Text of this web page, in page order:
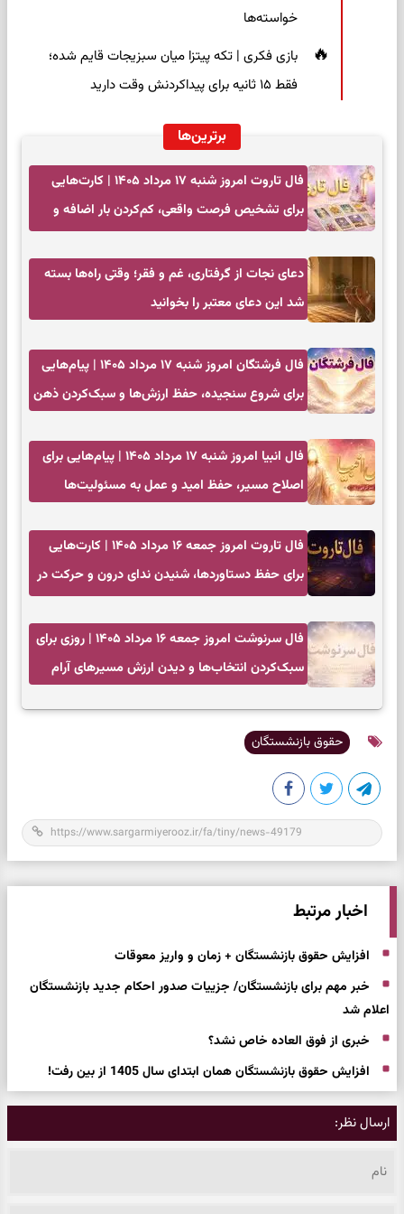
خواسته‌ها
بازی فکری | تکه پیتزا میان سبزیجات قایم شده؛
فقط ۱۵ ثانیه برای پیداکردنش وقت دارید
برترین‌ها
فال تاروت امروز شنبه ۱۷ مرداد ۱۴۰۵ | کارت‌هایی
برای تشخیص فرصت واقعی، کم‌کردن بار اضافه و
دعای نجات از گرفتاری، غم و فقر؛ وقتی راه‌ها بسته
شد این دعای معتبر را بخوانید
فال فرشتگان امروز شنبه ۱۷ مرداد ۱۴۰۵ | پیام‌هایی
برای شروع سنجیده، حفظ ارزش‌ها و سبک‌کردن ذهن
فال انبیا امروز شنبه ۱۷ مرداد ۱۴۰۵ | پیام‌هایی برای
اصلاح مسیر، حفظ امید و عمل به مسئولیت‌ها
فال تاروت امروز جمعه ۱۶ مرداد ۱۴۰۵ | کارت‌هایی
برای حفظ دستاوردها، شنیدن ندای درون و حرکت در
فال سرنوشت امروز جمعه ۱۶ مرداد ۱۴۰۵ | روزی برای
سبک‌کردن انتخاب‌ها و دیدن ارزش مسیرهای آرام
حقوق بازنشستگان
اخبار مرتبط
افزایش حقوق بازنشستگان + زمان و واریز معوقات
خبر مهم برای بازنشستگان/ جزییات صدور احکام جدید بازنشستگان
اعلام شد
خبری از فوق العاده خاص نشد؟
افزایش حقوق بازنشستگان همان ابتدای سال 1405 از بین رفت!
ارسال نظر: